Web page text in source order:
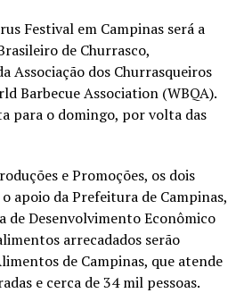
Festival em Campinas será a
de Churrasco,
Associação dos Churrasqueiros
Barbecue Association (WBQA).
para o domingo, por volta das
e Promoções, os dois
apoio da Prefeitura de Campinas,
de Desenvolvimento Econômico
arrecadados serão
de Campinas, que atende
e cerca de 34 mil pessoas.